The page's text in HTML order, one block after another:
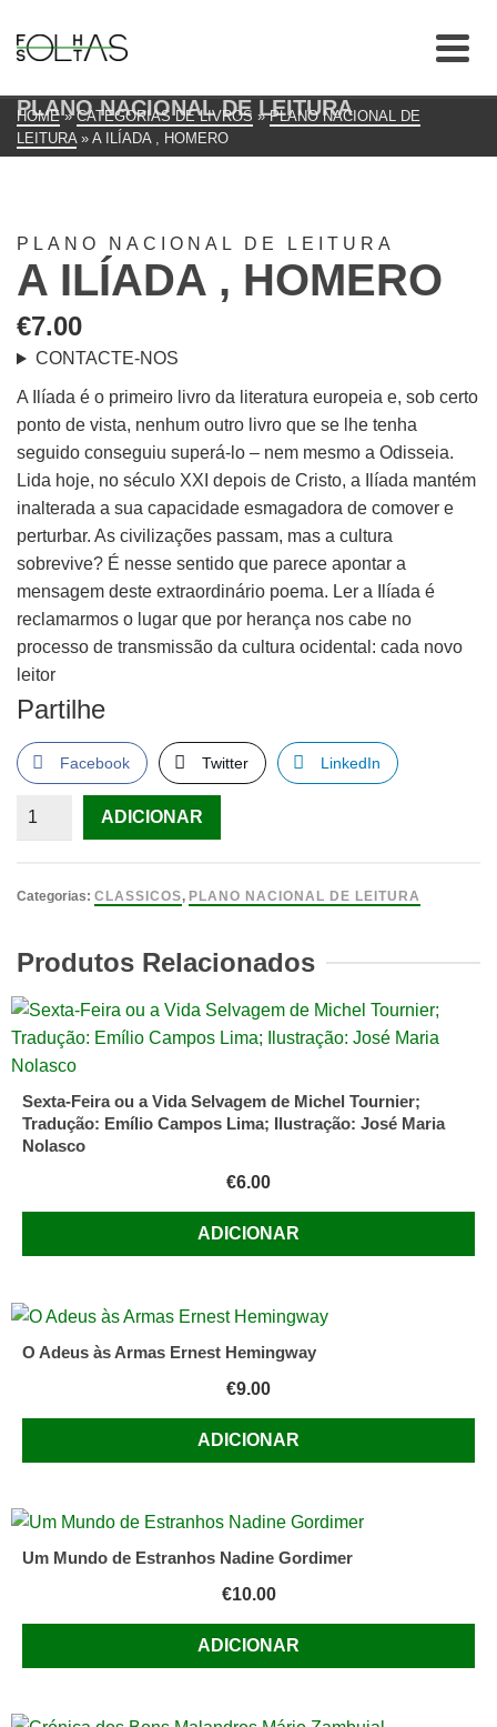
PLANO NACIONAL DE LEITURA
HOME » CATEGORIAS DE LIVROS » PLANO NACIONAL DE
LEITURA » A ILÍADA , HOMERO
PLANO NACIONAL DE LEITURA
A ILÍADA , HOMERO
€7.00
CONTACTE-NOS
A Ilíada é o primeiro livro da literatura europeia e, sob certo
ponto de vista, nenhum outro livro que se lhe tenha
seguido conseguiu superá-lo – nem mesmo a Odisseia.
Lida hoje, no século XXI depois de Cristo, a Ilíada mantém
inalterada a sua capacidade esmagadora de comover e
perturbar. As civilizações passam, mas a cultura
sobrevive? É nesse sentido que parece apontar a
mensagem deste extraordinário poema. Ler a Ilíada é
reclamarmos o lugar que por herança nos cabe no
processo de transmissão da cultura ocidental: cada novo
leitor
Partilhe
Facebook Twitter LinkedIn
Quantidade
Ilíada
ADICIONAR
Categorias: CLASSICOS, PLANO NACIONAL DE LEITURA
Produtos Relacionados
Sexta-Feira ou a Vida Selvagem de Michel Tournier;
Tradução: Emílio Campos Lima; Ilustração: José Maria
Nolasco
€6.00
ADICIONAR
O Adeus às Armas Ernest Hemingway
€9.00
ADICIONAR
Um Mundo de Estranhos Nadine Gordimer
€10.00
ADICIONAR